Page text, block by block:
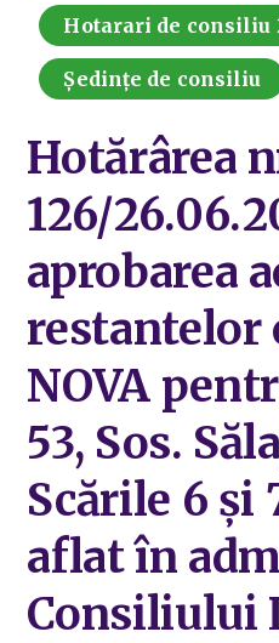
Hotarari de consiliu
Ședințe de consiliu
Hotărârea
126/
aprobarea
restantelor
NOVA
53, Sos.
Scările 6 și
aflat în
Consiliului